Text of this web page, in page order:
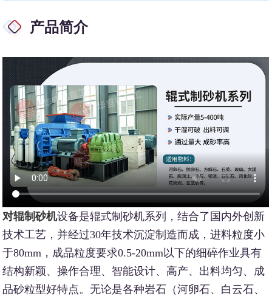
产品简介
对辊制砂机设备是辊式制砂机系列，结合了国内外创新
技术工艺，并经过30年技术沉淀制造而成，进料粒度小
于80mm，成品粒度要求0.5-20mm以下的细碎作业具有
结构新颖、操作合理、智能设计、高产、出料均匀、成
品砂粒型好特点。无论是各种岩石（河卵石、白云石、